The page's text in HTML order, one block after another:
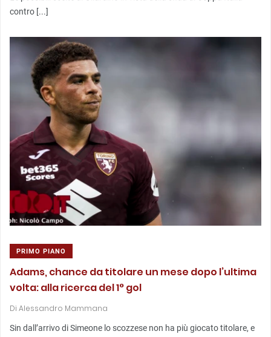
contro [...]
PRIMO PIANO
Adams, chance da titolare un mese dopo l’ultima
volta: alla ricerca del 1° gol
Di Alessandro Mammana
Sin dall’arrivo di Simeone lo scozzese non ha più giocato titolare, e